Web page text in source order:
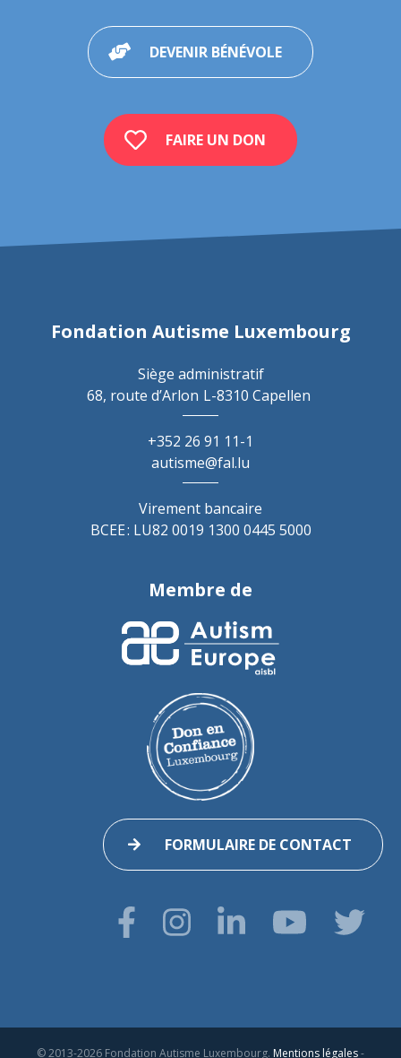
DEVENIR BÉNÉVOLE
FAIRE UN DON
Fondation Autisme Luxembourg
Siège administratif
68, route d’Arlon L-8310 Capellen
+352 26 91 11-1
autisme@fal.lu
Virement bancaire
BCEE : LU82 0019 1300 0445 5000
Membre de
FORMULAIRE DE CONTACT
© 2013-2026 Fondation Autisme Luxembourg. Mentions légales-